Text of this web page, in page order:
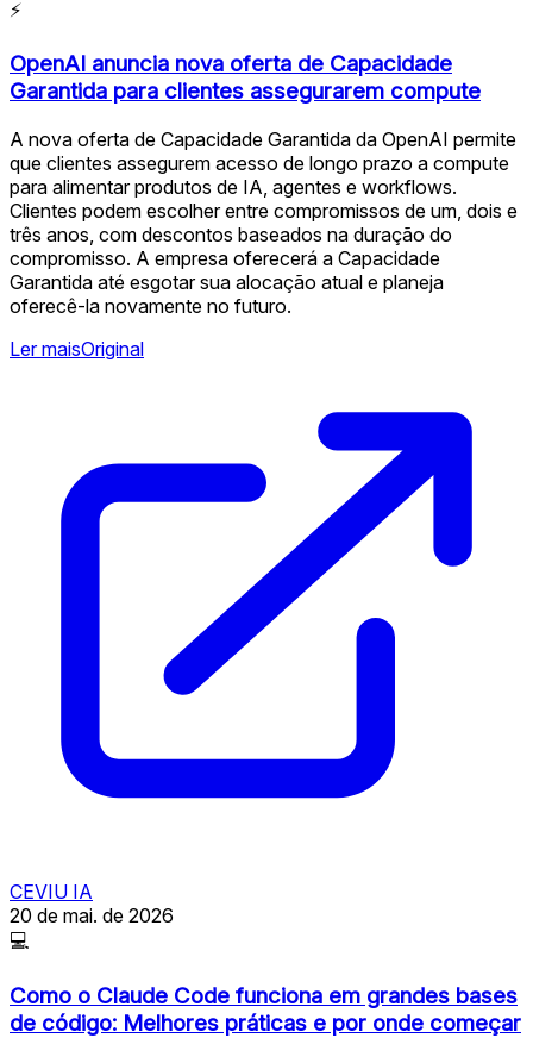
⚡
OpenAI anuncia nova oferta de Capacidade
Garantida para clientes assegurarem compute
A nova oferta de Capacidade Garantida da OpenAI permite
que clientes assegurem acesso de longo prazo a compute
para alimentar produtos de IA, agentes e workflows.
Clientes podem escolher entre compromissos de um, dois e
três anos, com descontos baseados na duração do
compromisso. A empresa oferecerá a Capacidade
Garantida até esgotar sua alocação atual e planeja
oferecê-la novamente no futuro.
Ler maisOriginal
CEVIU IA
20 de mai. de 2026
💻
Como o Claude Code funciona em grandes bases
de código: Melhores práticas e por onde começar